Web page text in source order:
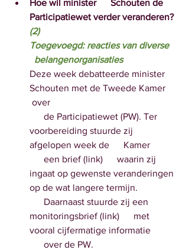
Hoe wil minister      Schouten de
Participatiewet verder veranderen?
(2)
Toegevoegd: reacties van diverse
  belangenorganisaties
Deze week debatteerde minister
Schouten met de Tweede Kamer
over
voorbereiding stuurde zij
afgelopen week de      Kamer
ingaat op gewenste veranderingen
op de wat langere termijn.
monitoringsbrief (link)      met
vooral cijfermatige informatie
      over de PW.